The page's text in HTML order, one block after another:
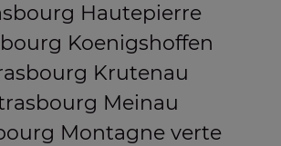
Hautepierre
Koenigshoffen
Krutenau
Meinau
Montagne verte